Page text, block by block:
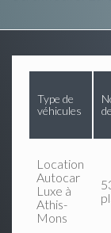
Type de
véhicules
Location
Autocar
Luxe à
Athis-
Mons